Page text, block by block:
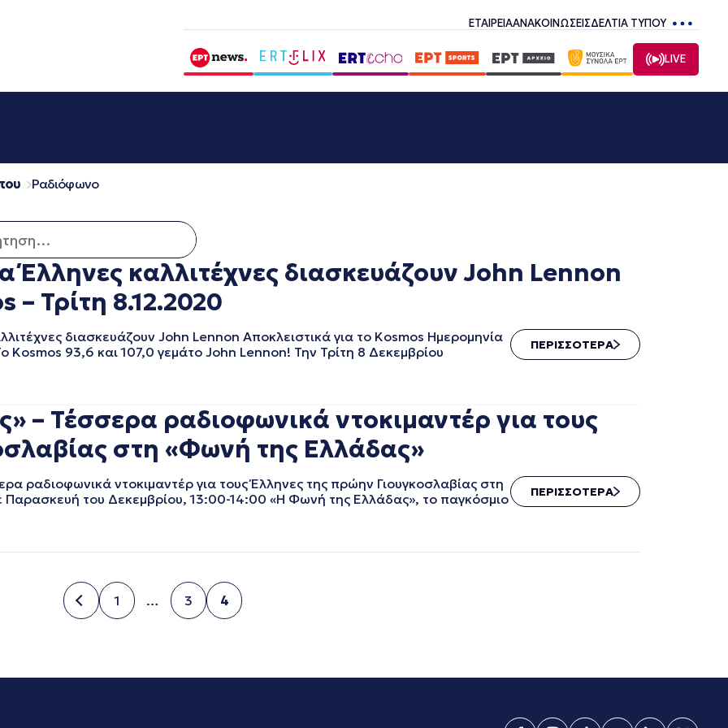
ΕΤΑΙΡΕΙΑΑΝΑΚΟΙΝΩΣΕΙΣΔΕΛΤΙΑ ΤΥΠΟΥ
LIVE
Ραδιόφωνο
για:
καλλιτέχνες διασκευάζουν John Lennon
– Τρίτη 8.12.2020
διασκευάζουν John Lennon Αποκλειστικά για το Kosmos Ημερομηνία
93,6 και 107,0 γεμάτο John Lennon! Την Τρίτη 8 Δεκεμβρίου
ΠΕΡΙΣΣΟΤΕΡΑ
– Τέσσερα ραδιοφωνικά ντοκιμαντέρ για τους
στη «Φωνή της Ελλάδας»
ραδιοφωνικά ντοκιμαντέρ για τους Έλληνες της πρώην Γιουγκοσλαβίας στη
του Δεκεμβρίου, 13:00-14:00 «Η Φωνή της Ελλάδας», το παγκόσμιο
ΠΕΡΙΣΣΟΤΕΡΑ
Σελίδα
1
…
Σελίδα
3
Σελίδα
4